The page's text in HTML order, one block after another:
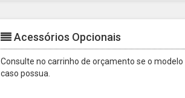
Acessórios Opcionais
Consulte no carrinho de orçamento se o
caso possua.